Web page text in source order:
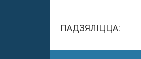
ПАДЗЯЛІЦЦА: